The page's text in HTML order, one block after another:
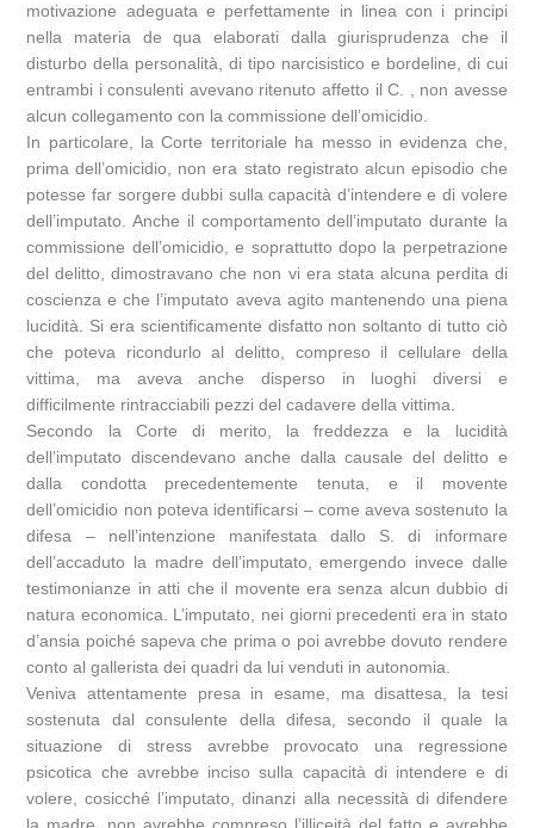
motivazione adeguata e perfettamente in linea con i principi
nella materia de qua elaborati dalla giurisprudenza che il
disturbo della personalità, di tipo narcisistico e bordeline, di cui
entrambi i consulenti avevano ritenuto affetto il C. , non avesse
alcun collegamento con la commissione dell’omicidio.
In particolare, la Corte territoriale ha messo in evidenza che,
prima dell’omicidio, non era stato registrato alcun episodio che
potesse far sorgere dubbi sulla capacità d’intendere e di volere
dell’imputato. Anche il comportamento dell’imputato durante la
commissione dell’omicidio, e soprattutto dopo la perpetrazione
del delitto, dimostravano che non vi era stata alcuna perdita di
coscienza e che l’imputato aveva agito mantenendo una piena
lucidità. Si era scientificamente disfatto non soltanto di tutto ciò
che poteva ricondurlo al delitto, compreso il cellulare della
vittima, ma aveva anche disperso in luoghi diversi e
difficilmente rintracciabili pezzi del cadavere della vittima.
Secondo la Corte di merito, la freddezza e la lucidità
dell’imputato discendevano anche dalla causale del delitto e
dalla condotta precedentemente tenuta, e il movente
dell’omicidio non poteva identificarsi – come aveva sostenuto la
difesa – nell’intenzione manifestata dallo S. di informare
dell’accaduto la madre dell’imputato, emergendo invece dalle
testimonianze in atti che il movente era senza alcun dubbio di
natura economica. L’imputato, nei giorni precedenti era in stato
d’ansia poiché sapeva che prima o poi avrebbe dovuto rendere
conto al gallerista dei quadri da lui venduti in autonomia.
Veniva attentamente presa in esame, ma disattesa, la tesi
sostenuta dal consulente della difesa, secondo il quale la
situazione di stress avrebbe provocato una regressione
psicotica che avrebbe inciso sulla capacità di intendere e di
volere, cosicché l’imputato, dinanzi alla necessità di difendere